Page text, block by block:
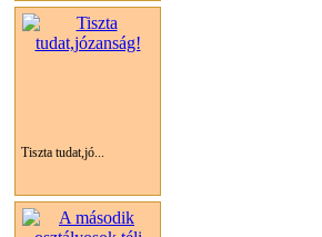
Tiszta tudat,jó...